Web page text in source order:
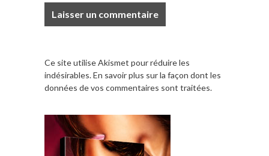
Ce site utilise Akismet pour réduire les
indésirables.En savoir plus sur la façon dont les
données de vos commentaires sont traitées.